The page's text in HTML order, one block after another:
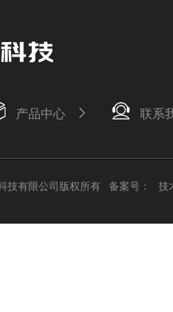
产品中心 联系
技有限公司版权所有 备案号： 技